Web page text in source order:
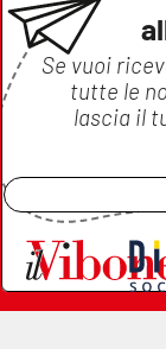
Se vuoi
tutte le
lascia il
lacplay.it
lactv.it